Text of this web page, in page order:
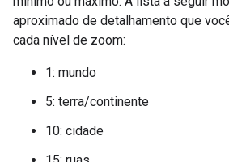
aproximado de detalhamento que
cada nível de zoom:
1: mundo
5: terra/continente
10: cidade